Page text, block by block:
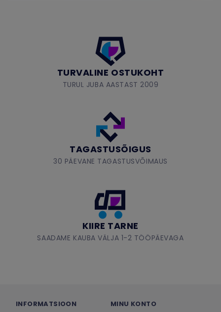
TURVALINE OSTUKOHT
TURUL JUBA AASTAST 2009
TAGASTUSÕIGUS
30 PÄEVANE TAGASTUSVÕIMAUS
KIIRE TARNE
SAADAME KAUBA VÄLJA 1-2 TÖÖPÄEVAGA
INFORMATSIOON
MINU KONTO